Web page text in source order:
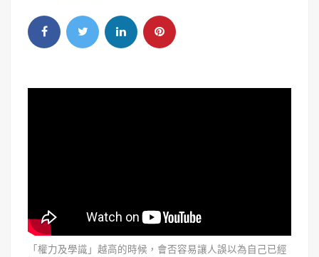
「權力及學識」越高的時候，會否容易讓人誤以為自己已經